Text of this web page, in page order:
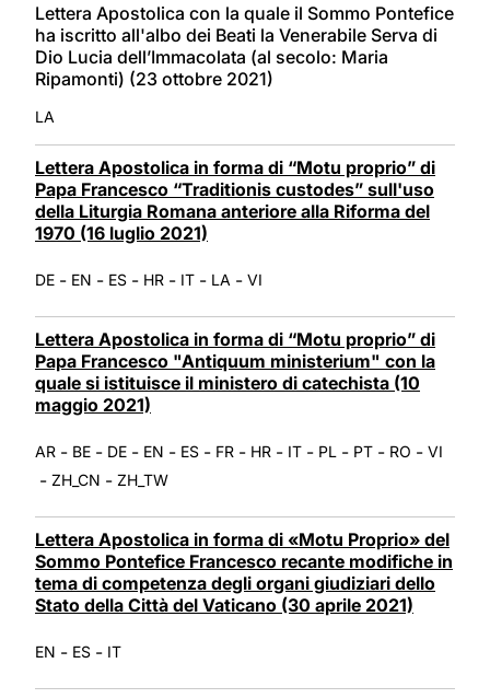
Lettera Apostolica con la quale il Sommo Pontefice
ha iscritto all'albo dei Beati la Venerabile Serva di
Dio Lucia dell’Immacolata (al secolo: Maria
Ripamonti) (23 ottobre 2021)
LA
Lettera Apostolica in forma di “Motu proprio” di
Papa Francesco “Traditionis custodes” sull'uso
della Liturgia Romana anteriore alla Riforma del
1970 (16 luglio 2021)
DE - EN - ES - HR - IT - LA - VI
Lettera Apostolica in forma di “Motu proprio” di
Papa Francesco "Antiquum ministerium" con la
quale si istituisce il ministero di catechista (10
maggio 2021)
AR - BE - DE - EN - ES - FR - HR - IT - PL - PT - RO - VI
- ZH_CN - ZH_TW
Lettera Apostolica in forma di «Motu Proprio» del
Sommo Pontefice Francesco recante modifiche in
tema di competenza degli organi giudiziari dello
Stato della Città del Vaticano (30 aprile 2021)
EN - ES - IT